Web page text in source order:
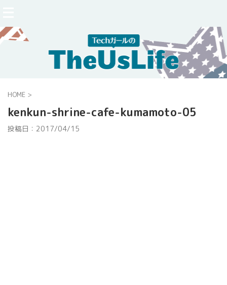
HOME >
kenkun-shrine-cafe-kumamoto-05
投稿日： 2017/04/15